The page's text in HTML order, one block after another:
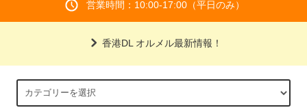
営業時間：10:00-17:00（平日のみ）
香港DL オルメル最新情報！